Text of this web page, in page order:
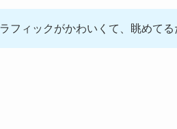
フィックがかわいくて、眺めてる